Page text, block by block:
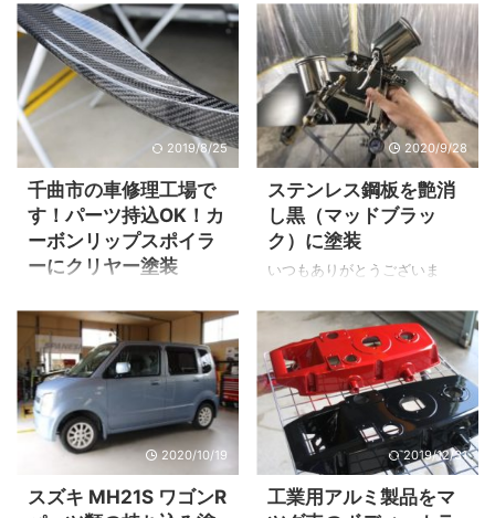
イミングを見て色を作ってい
きます。 赤四角で囲った色を
調合すると・・・ 今回塗装す
るSUBARU「11K」という色が
出来上がります。 データー通
りに「11K」を調合しただけで
すので現車に合わせた「調色
作業」はせずに済みます。 こ
の「調色作業」が大変難しく
時間がかかるのでデーター通
りに塗装してもOKでしたら
「調色作業料金がかかりませ
も打ち合わせ済みです。 太陽
光に当てるとパール感がでま
す。 そして研ぎ作業を終えた
ダクトをエア ...
ら フロントバンパーのフィッ
ティングを確認 ▲元々付いて
いた後期型バンパーを取り外
して前期型のバンパー（白）
を仮合わせします。 ▲グリル
⇔ヘッドライトのボンネット
とフロントバンパー上部が干
ら取り付けです。 主な加工
は、 バンパービームを前期型
へ交換。 車体に取り付くビー
ム取付穴を長穴加工。 その
この方法で干渉が無くなりま
した。 前期型フロントバンパ
ー修理 ▲ヤフオクで落札した
状態がキズ有りですので綺 ...
2019/8/25
千曲市の車修理工場で
す！パーツ持込OK！カ
ーボンリップスポイラ
ーにクリヤー塗装
入したが表面の状態が悪い、
何かよい方法は無いの？ また
はカーボンパーツの表面がく
すんだり、塗装が劣化してき
た！ そう言った場合には表面
を処理してその上にクリヤー
塗装をしてやると綺麗な光沢
劣化に関しては、状態がひど
2020/9/28
ステンレス鋼板を艶消
し黒（マッドブラッ
ク）に塗装
いつもありがとうございま
す。 今回はステンレス鋼板の
片面をつや消しの黒に塗装さ
せて頂きました。 それではビ
フォー・アフターを見ていき
ましょう！ ビフォー・アフタ
ー ▲こちらのステンレス鋼板
を持ち込んで頂きました。 ▲
片面のみ塗装をいたします。
▲塗装完了です。 つや消し黒
2020/10/19
スズキ MH21S ワゴンR
2019/12/31
工業用アルミ製品をマ